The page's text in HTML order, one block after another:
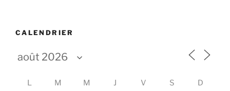
CALENDRIER
L M M J V S D